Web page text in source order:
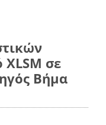
σε
Βήμα